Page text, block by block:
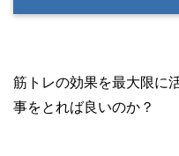
筋トレの効果を最大限に
事をとれば良いのか？